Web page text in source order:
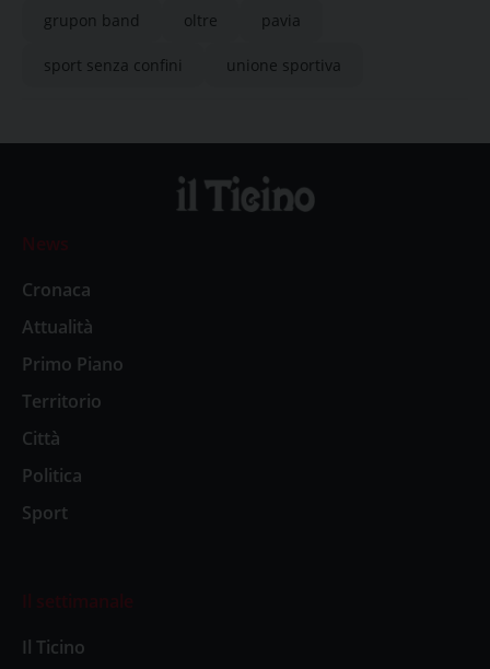
grupon band oltre pavia
sport senza confini unione sportiva
News
Cronaca
Attualità
Primo Piano
Territorio
Città
Politica
Sport
Il settimanale
Il Ticino